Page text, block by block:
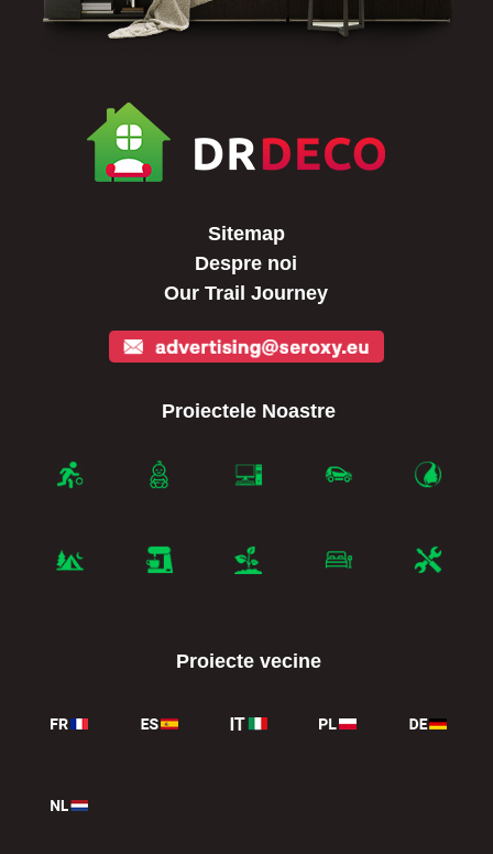
Sitemap
Despre noi
Our Trail Journey
Proiectele Noastre
Proiecte vecine